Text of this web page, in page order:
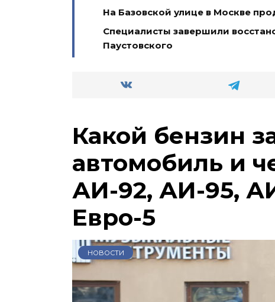
На Базовской улице в Москве
Специалисты завершили
Паустовского
Какой бензин
автомобиль и
АИ-92, АИ-95,
Евро-5
НОВОСТИ